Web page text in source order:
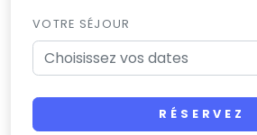
VOTRE SÉJOUR
RÉSERVEZ